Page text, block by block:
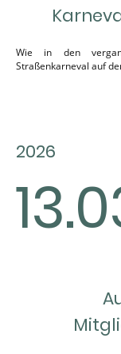
Wie in den
Straßenkarneval auf
2026